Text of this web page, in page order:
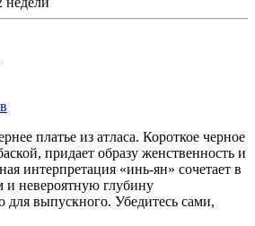
платье из атласа. Короткое черное
придает образу женственность и
интерпретация «инь-ян» сочетает в
и невероятную глубину
для выпускного. Убедитесь сами,